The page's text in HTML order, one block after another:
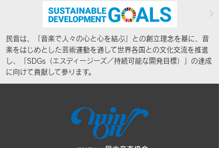
民音は、「音楽で人々の心と心を結ぶ」との創立理念を基に、音
楽をはじめとした芸術運動を通して世界各国との文化交流を推進
し、「SDGs（エスディージーズ／持続可能な開発目標）」の達成
に向けて貢献して参ります。